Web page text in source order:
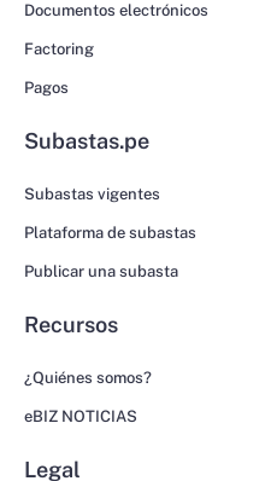
Documentos electrónicos
Factoring
Pagos
Subastas.pe
Subastas vigentes
Plataforma de subastas
Publicar una subasta
Recursos
¿Quiénes somos?
eBIZ NOTICIAS
Legal